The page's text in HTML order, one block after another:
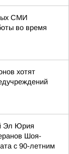
СМИ
во время
хотят
Эл Юрия
Шоя-
с 90-летним